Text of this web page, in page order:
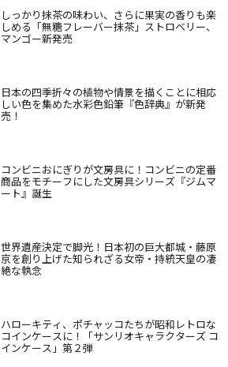
しっかり抹茶の味わい、さらに果実の香りも楽
しめる「無糖フレーバー抹茶」ストロベリー、
マンゴー新発売
日本の四季折々の植物や情景を描くことに相応
しい色を集めた水彩色鉛筆『色辞典』が新発
売！
コンビニおにぎりが文房具に！コンビニの定番
商品をモチーフにした文房具シリーズ『ジムマ
ート』誕生
世界遺産決定で脚光！日本初の巨大都城・藤原
京を創り上げた知られざる女帝・持統天皇の凄
絶な執念
ハローキティ、ポチャッコたちが昭和レトロな
コインケースに！「サンリオキャラクターズ コ
インケース」第２弾